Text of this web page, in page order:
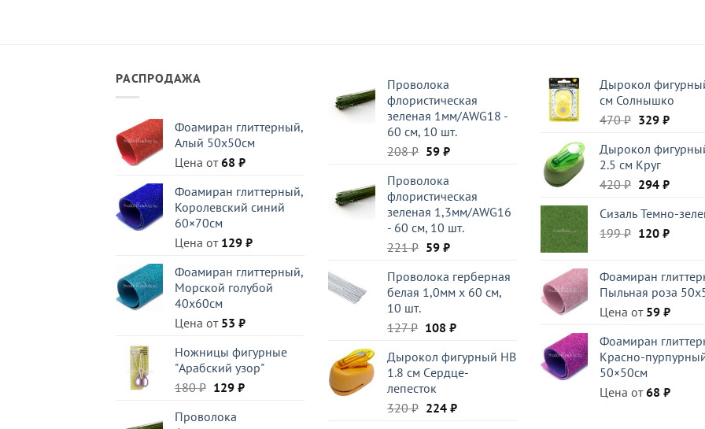
РАСПРОДАЖА
Фоамиран глиттерный,
Алый 50x50см
Цена от68 ₽
Фоамиран глиттерный,
Королевский синий
60×70см
Цена от 129 ₽
Фоамиран глиттерный,
Морской голубой
40x60см
Цена от 53 ₽
Ножницы фигурные
"Арабский узор"
180₽ Первоначальная
составляла
129 ₽Текущая
Проволока
Проволока
флористическая
зеленая 1мм/AWG18 -
60 см, 10 шт.
208₽ Первоначальная
составляла
208 ₽.
59 ₽Текущая
Проволока
флористическая
зеленая 1,3мм/AWG16
- 60 см, 10 шт.
221₽ Первоначальная
составляла
221 ₽.
59 ₽Текущая
59 ₽.
Проволока герберная
белая 1,0мм x 60 см,
10 шт.
127₽ Первоначальная
составляла
127 ₽.
108 ₽Текущая
108 ₽.
Дырокол фигурный HB
1.8 см Cердце-
лепесток
320₽ Первоначальная
224 ₽Текущая
Дырокол
см Солнышко
470₽
составляла
470 ₽.
329 ₽
329 ₽.
Дырокол
2.5 см Круг
420₽
составляла
420 ₽.
294 ₽
294 ₽.
Сизаль Темно-
199₽
199 ₽.
120 ₽
Фоамиран
Пыльная роза
Цена от 59 ₽
Фоамиран
Красно-
50×50см
Цена от68 ₽